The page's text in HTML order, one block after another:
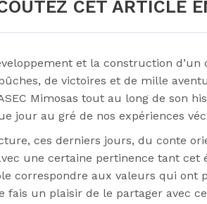
CET ARTICLE
et la construction
de victoires et de mille
Mimosas tout au long de son
jour au gré de nos expériences
ces derniers jours, du conte
une certaine pertinence tant cet
correspondre aux valeurs qui ont
fais un plaisir de le partager avec